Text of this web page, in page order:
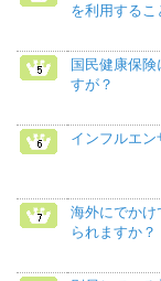
を利用するこ
国民健康保
すが？
インフルエン
海外にでかけ
られますか？